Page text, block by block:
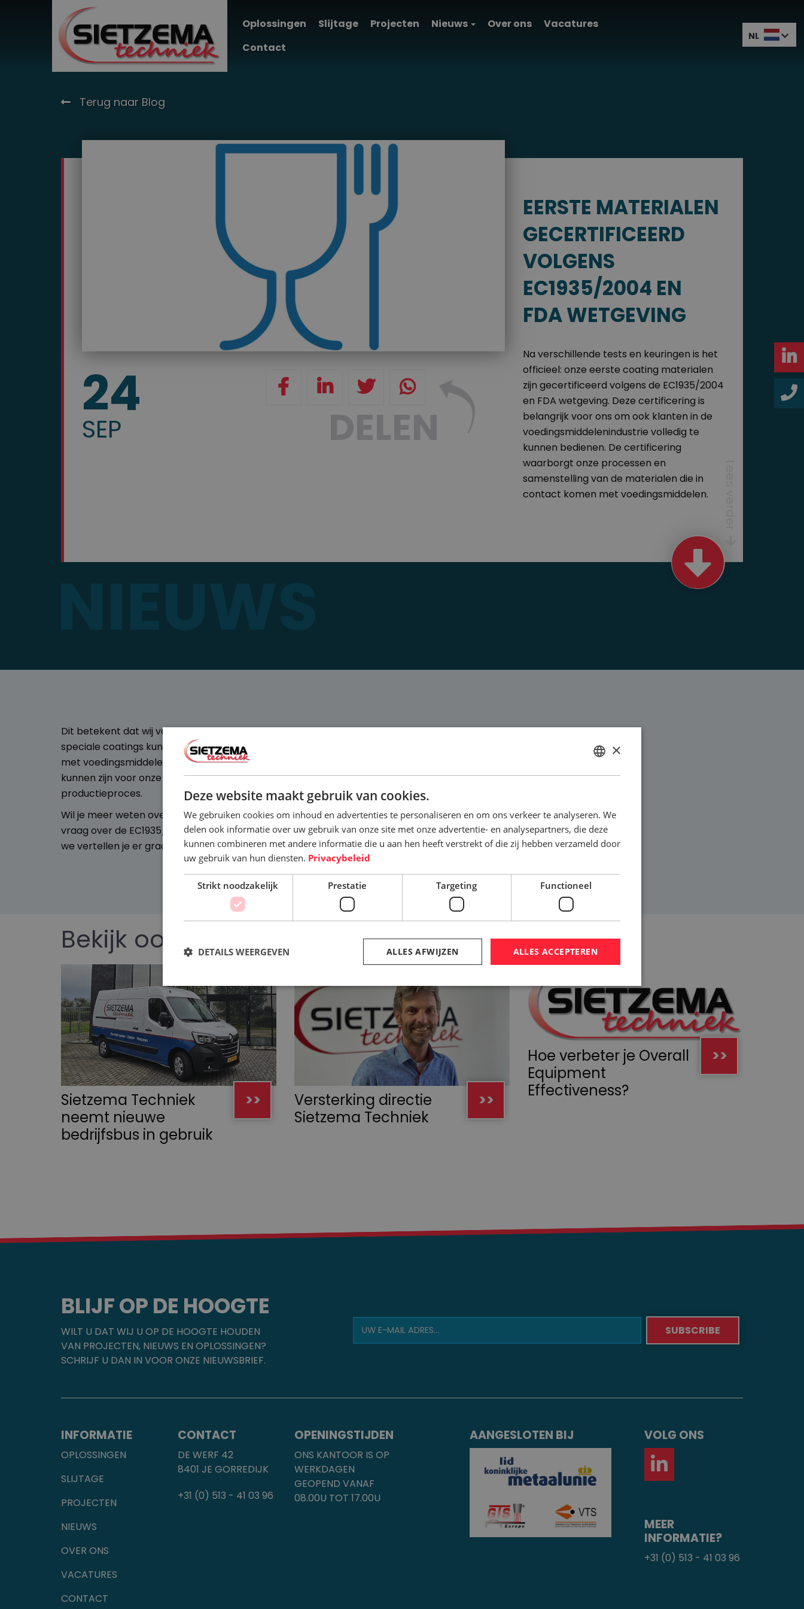
Oplossingen Slijtage Projecten Nieuws Over ons
Vacatures
Contact
Terug naar Blog
24
SEP DELEN
EERSTE MATERIALEN
GECERTIFICEERD
VOLGENS
EC1935/2004 EN
FDA WETGEVING
Na verschillende tests en keuringen is het
officieel: onze eerste coating materialen
zijn gecertificeerd volgens de EC1935/2004
en FDA wetgeving. Deze certificering is
belangrijk voor ons om ook klanten in de
voedingsmiddelenindustrie volledig te
kunnen bedienen. De certificering
waarborgt onze processen en
samenstelling van de materialen die in
contact komen met voedingsmiddelen.
Dit betekent dat wij vanaf heden ook spare-parts kunnen vervaardigen en
speciale coatings kunnen toepassen bij machineonderdelen die in contact staan
met voedingsmiddelen. De wetgeving voorkomt dat materialen die schadelijk
kunnen zijn voor onze gezondheid terecht komen in ons voedsel tijdens het
productieproces.
Wil je meer weten over onze gecertificeerde materialen of heb je een andere
vraag over de EC1935/2004 en FDA wetgeving? Neem gerust contact met ons op,
we vertellen je er graag
Bekijk ook
>>
Sietzema Techniek
neemt nieuwe
bedrijfsbus in gebruik
>>
Versterking directie
Sietzema Techniek
>>
Hoe verbeter je Overall
Equipment
Effectiveness?
NL
BLIJF OP DE HOOGTE
WILT U DAT WIJ U OP DE HOOGTE HOUDEN
VAN PROJECTEN, NIEUWS EN OPLOSSINGEN?
SCHRIJF U DAN IN VOOR ONZE NIEUWSBRIEF.
INFORMATIE
OPLOSSINGEN
SLIJTAGE
PROJECTEN
NIEUWS
OVER ONS
VACATURES
CONTACT
CONTACT
DE WERF 42
8401 JE GORREDIJK
+31 (0) 513 - 41 03 96
OPENINGSTIJDEN
ONS KANTOOR IS OP
WERKDAGEN
GEOPEND VANAF
08.00U TOT 17.00U
AANGESLOTEN BIJ VOLG ONS
MEER
INFORMATIE?
+31 (0) 513 - 41 03 96
×
Deze website maakt gebruik van cookies.
We gebruiken cookies om inhoud en advertenties te personaliseren en om ons verkeer te analyseren. We
delen ook informatie over uw gebruik van onze site met onze advertentie- en analysepartners, die deze
kunnen combineren met andere informatie die u aan hen heeft verstrekt of die zij hebben verzameld door
uw gebruik van hun diensten. Privacybeleid
Strikt noodzakelijk Prestatie Targeting Functioneel
ALLES ACCEPTEREN
ALLES AFWIJZEN
DETAILS WEERGEVEN